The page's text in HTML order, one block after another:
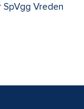
SpVgg Vreden